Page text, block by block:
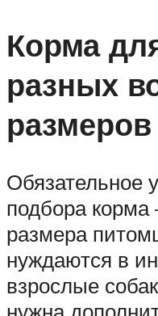
Корма
разных
размеров
Обязательное
подбора корма
размера
нуждаются в
взрослые